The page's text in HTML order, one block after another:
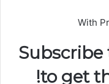
With
to get